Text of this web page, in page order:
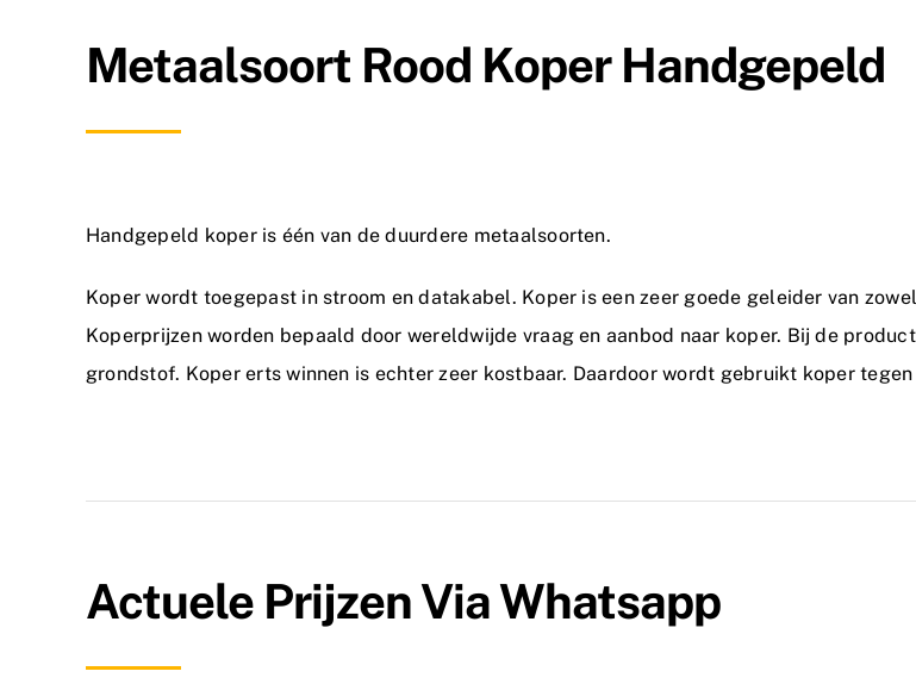
Metaalsoort Rood Koper Handgepeld
Handgepeld koper is één van de duurdere metaalsoorten.
Koper wordt toegepast in stroom en datakabel. Koper is een zeer goede geleider van
Koperprijzen worden bepaald door wereldwijde vraag en aanbod naar koper. Bij de
grondstof. Koper erts winnen is echter zeer kostbaar. Daardoor wordt gebruikt koper
Actuele Prijzen Via Whatsapp